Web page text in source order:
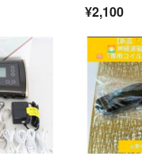
¥2,100